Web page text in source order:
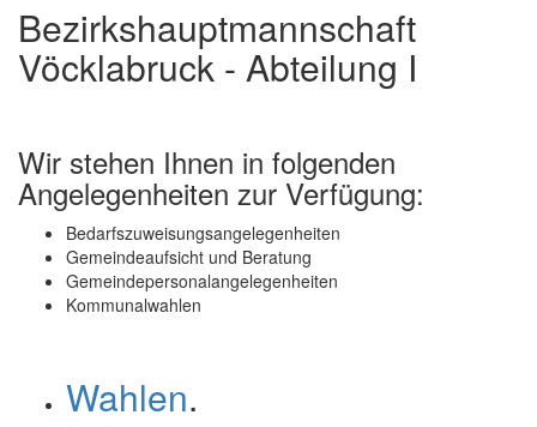
Bezirkshauptmannschaft
Vöcklabruck - Abteilung I
Wir stehen Ihnen in folgenden
Angelegenheiten zur Verfügung:
Bedarfszuweisungsangelegenheiten
Gemeindeaufsicht und Beratung
Gemeindepersonalangelegenheiten
Kommunalwahlen
Wahlen.